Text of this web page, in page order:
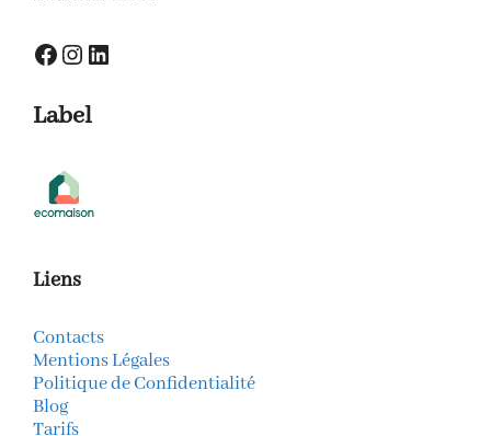
Facebook
Instagram
LinkedIn
Label
Liens
Contacts
Mentions Légales
Politique de Confidentialité
Blog
Tarifs